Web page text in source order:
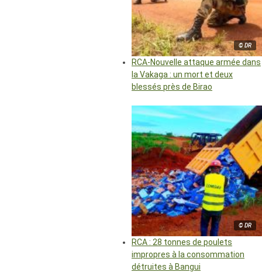
© DR
RCA-Nouvelle attaque armée dans
la Vakaga : un mort et deux
blessés près de Birao
© DR
RCA : 28 tonnes de poulets
impropres à la consommation
détruites à Bangui